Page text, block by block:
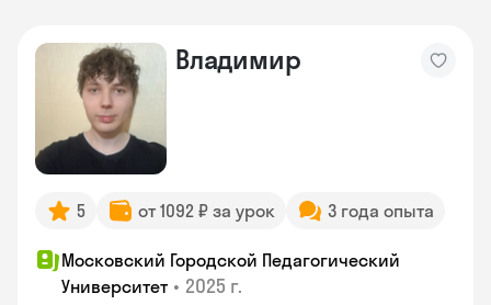
Владимир
5 от 1092 ₽ за урок 3 года опыта
Московский Городской Педагогический
Университет • 2025 г.